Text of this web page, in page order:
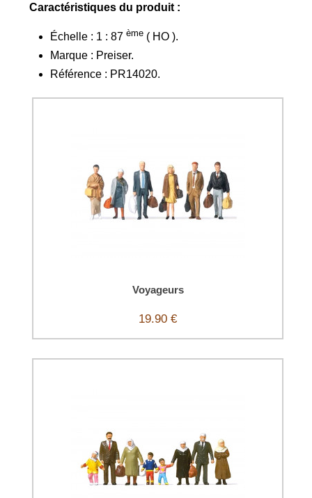
Caractéristiques du produit :
Échelle : 1 : 87ème ( HO ).​
Marque : Preiser.​
Référence : PR14020.
Voyageurs
19.90 €